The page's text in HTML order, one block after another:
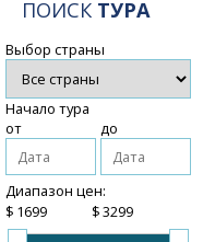
ПОИСК ТУРА
Выбор страны
Начало тура
от
до
Диапазон цен:
$
$